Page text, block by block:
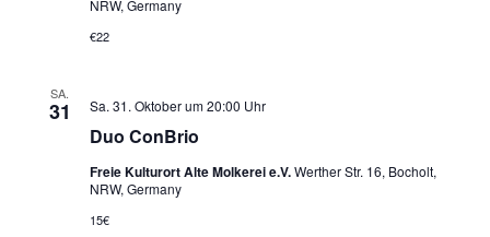
NRW, Germany
€22
SA.
31
Duo ConBrio
Sa. 31. Oktober um 20:00 Uhr
Freie Kulturort Alte Molkerei e.V.Werther Str. 16, Bocholt,
NRW, Germany
15€